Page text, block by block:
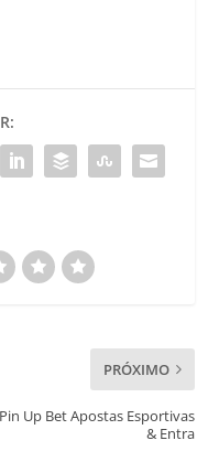
PRÓXIMO
Pin Up Bet Apostas Esportivas
& Entra